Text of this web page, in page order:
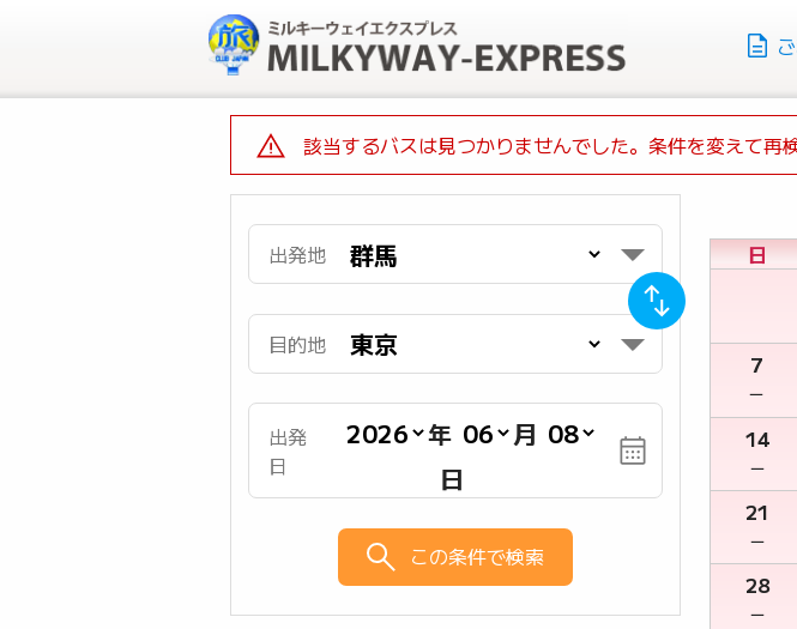
該当するバスは見つかりませんでした。条件を変えて再
出発地
目的地
出発
日
年
月
日
この条件で検索
日
7
－
14
－
21
－
28
－